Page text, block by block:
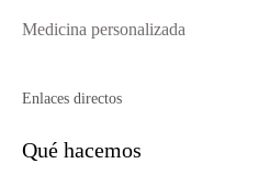
Medicina personalizada
Enlaces directos
Qué hacemos